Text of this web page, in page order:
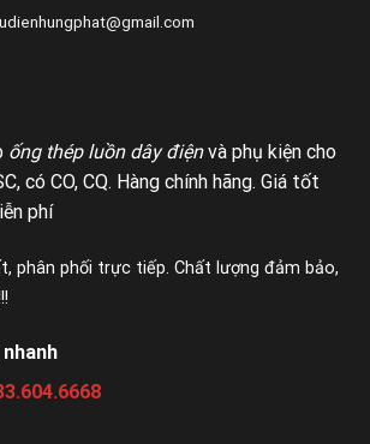
ống thép luồn dây điệnvà phụ kiện cho
có CO, CQ. Hàng chính hãng. Giá tốt
phí
phân phối trực tiếp. Chất lượng đảm bảo,